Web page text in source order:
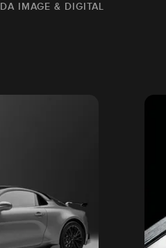
DA IMAGE & DIGITAL